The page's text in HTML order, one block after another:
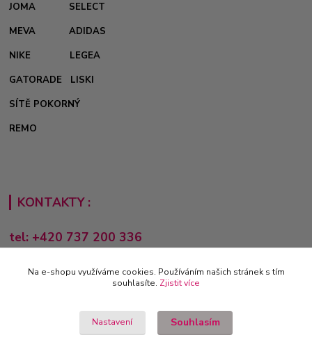
JOMA
SELECT
MEVA
ADIDAS
NIKE
LEGEA
GATORADE
LISKI
SÍTĚ POKORNÝ
REMO
KONTAKTY :
tel: +420 737 200 336
Pondělí-Pátek: 8 - 17 hodin
obchod@e-sporting.cz
Na e-shopu využíváme cookies. Používáním našich stránek s tím
souhlasíte. Zjistit více
Nastavení Souhlasím